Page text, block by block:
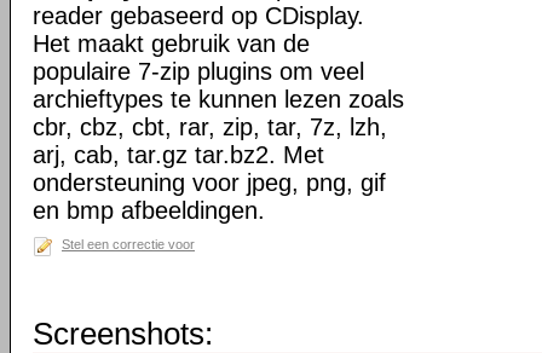
reader gebaseerd op CDisplay.
Het maakt gebruik van de
populaire 7-zip plugins om veel
archieftypes te kunnen lezen zoals
cbr, cbz, cbt, rar, zip, tar, 7z, lzh,
arj, cab, tar.gz tar.bz2. Met
ondersteuning voor jpeg, png, gif
en bmp afbeeldingen.
Stel een correctie voor
Screenshots: